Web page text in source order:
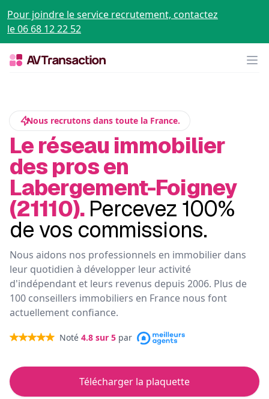
Pour joindre le service recrutement, contactez
le 06 68 12 22 52
Nous recrutons dans toute la France.
Le réseau immobilier
des pros en
Labergement-Foigney
(21110). Percevez 100%
de vos commissions.
Nous aidons nos professionnels en immobilier dans
leur quotidien à développer leur activité
d'indépendant et leurs revenus depuis 2006. Plus de
100 conseillers immobiliers en France nous font
actuellement confiance.
Noté 4.8 sur 5 par
Télécharger la plaquette